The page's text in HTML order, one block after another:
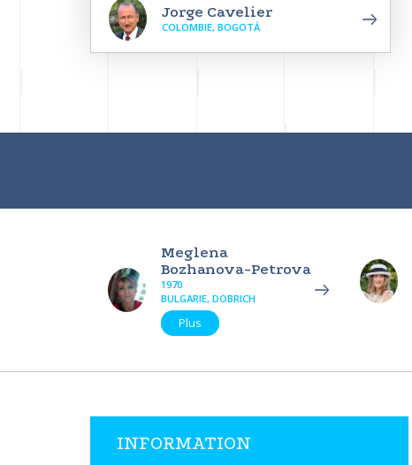
Jorge Cavelier
COLOMBIE, BOGOTÁ
Meglena
Bozhanova-Petrova
1970
BULGARIE, DOBRICH
Plus
INFORMATION